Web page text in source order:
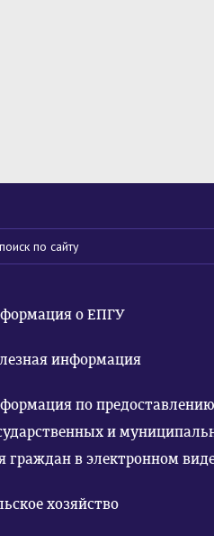
о ЕПГУ
информация
по предоставлению
и
граждан в электронном
хозяйство